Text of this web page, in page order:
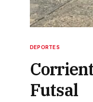
DEPORTES
Futsal